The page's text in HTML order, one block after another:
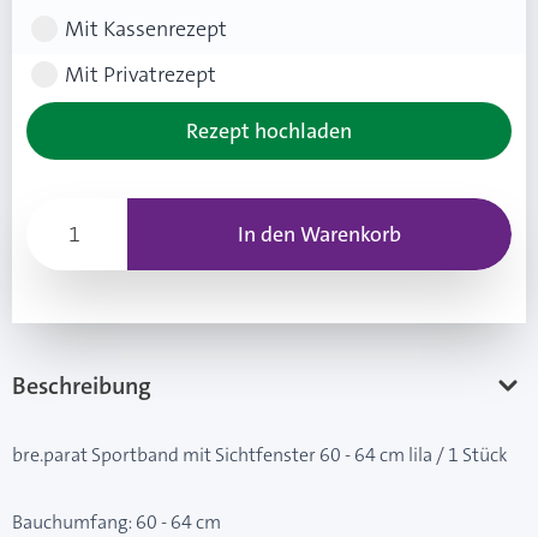
Mit Kassenrezept
Mit Privatrezept
Rezept hochladen
In den Warenkorb
Beschreibung
bre.parat Sportband mit Sichtfenster 60 - 64 cm lila / 1 Stück
Bauchumfang: 60 - 64 cm